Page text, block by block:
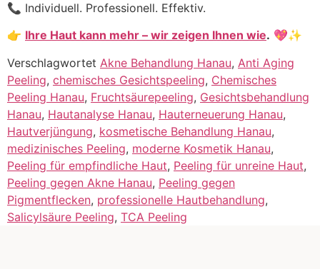
📞 Individuell. Professionell. Effektiv.
👉 Ihre Haut kann mehr – wir zeigen Ihnen wie. 💖✨
Verschlagwortet Akne Behandlung Hanau, Anti Aging
Peeling, chemisches Gesichtspeeling, Chemisches
Peeling Hanau, Fruchtsäurepeeling, Gesichtsbehandlung
Hanau, Hautanalyse Hanau, Hauterneuerung Hanau,
Hautverjüngung, kosmetische Behandlung Hanau,
medizinisches Peeling, moderne Kosmetik Hanau,
Peeling für empfindliche Haut, Peeling für unreine Haut,
Peeling gegen Akne Hanau, Peeling gegen
Pigmentflecken, professionelle Hautbehandlung,
Salicylsäure Peeling, TCA Peeling